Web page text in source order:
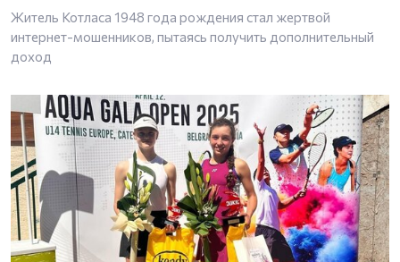
Житель Котласа 1948 года рождения стал жертвой
интернет-мошенников, пытаясь получить дополнительный
доход